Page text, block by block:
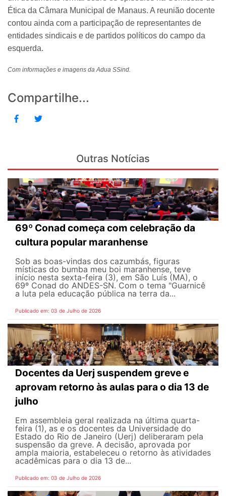
Ética da Câmara Municipal de Manaus. A reunião docente
contou ainda com a participação de representantes de
entidades sindicais e de partidos políticos do campo da
esquerda.
Com informações e imagens da Adua SSind.
Compartilhe...
Outras Notícias
69º Conad começa com celebração da
cultura popular maranhense
Sob as boas-vindas dos cazumbás, figuras
místicas do bumba meu boi maranhense, teve
início nesta sexta-feira (3), em São Luís (MA), o
69º Conad do ANDES-SN. Com o tema "Guarnicê
a luta pela educação pública na terra da...
Publicado em: 03 de Julho de 2026
Docentes da Uerj suspendem greve e
aprovam retorno às aulas para o dia 13 de
julho
Em assembleia geral realizada na última quarta-
feira (1), as e os docentes da Universidade do
Estado do Rio de Janeiro (Uerj) deliberaram pela
suspensão da greve. A decisão, aprovada por
ampla maioria, estabeleceu o retorno às atividades
acadêmicas para o dia 13 de...
Publicado em: 03 de Julho de 2026